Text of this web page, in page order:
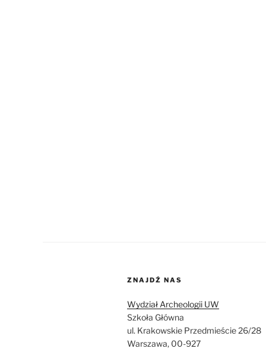
ZNAJDŹ NAS
Wydział Archeologii UW
Szkoła Główna
ul. Krakowskie Przedmieście 26/28
Warszawa, 00-927